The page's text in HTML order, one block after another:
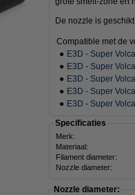
De nozzle is
Compatible met de
● E3D - Super
● E3D - Super
● E3D - Super
● E3D - Super
● E3D - Super
Specificaties
Merk:
Materiaal:
Filament diameter:
Nozzle diameter:
Nozzle diameter: